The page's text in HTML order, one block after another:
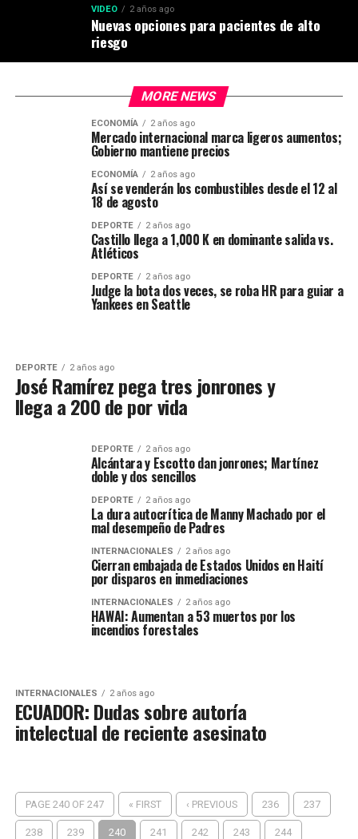
VIDEO 2 años ago
Nuevas opciones para pacientes de alto
riesgo
MORE NEWS
ECONOMÍA 2 años ago
Mercado internacional marca ligeros aumentos;
Gobierno mantiene precios
ECONOMÍA 2 años ago
Así se venderán los combustibles desde el 12 al
18 de agosto
DEPORTE 2 años ago
Castillo llega a 1,000 K en dominante salida vs.
Atléticos
DEPORTE 2 años ago
Judge la bota dos veces, se roba HR para guiar a
Yankees en Seattle
DEPORTE 2 años ago
José Ramírez pega tres jonrones y
llega a 200 de por vida
DEPORTE 2 años ago
Alcántara y Escotto dan jonrones; Martínez
doble y dos sencillos
DEPORTE 2 años ago
La dura autocrítica de Manny Machado por el
mal desempeño de Padres
INTERNACIONALES 2 años ago
Cierran embajada de Estados Unidos en Haití
por disparos en inmediaciones
INTERNACIONALES 2 años ago
HAWAI: Aumentan a 53 muertos por los
incendios forestales
INTERNACIONALES 2 años ago
ECUADOR: Dudas sobre autoría
intelectual de reciente asesinato
PAGE 240 OF 247 « FIRST ‹ PREVIOUS 236 237
238 239 240 241 242 243 244